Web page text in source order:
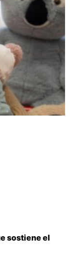
sostiene el